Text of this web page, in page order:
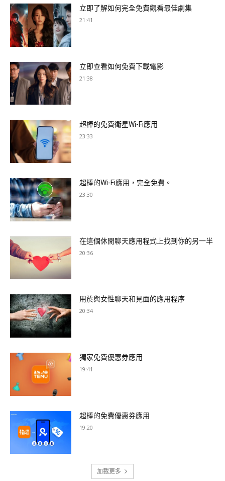
立即了解如何完全免費觀看最佳劇集
21:41
立即查看如何免費下載電影
21:38
超棒的免費衛星Wi-Fi應用
23:33
超棒的Wi-Fi應用，完全免費。
23:30
在這個休閒聊天應用程式上找到你的另一半
20:36
用於與女性聊天和見面的應用程序
20:34
獨家免費優惠券應用
19:41
超棒的免費優惠券應用
19:20
加載更多